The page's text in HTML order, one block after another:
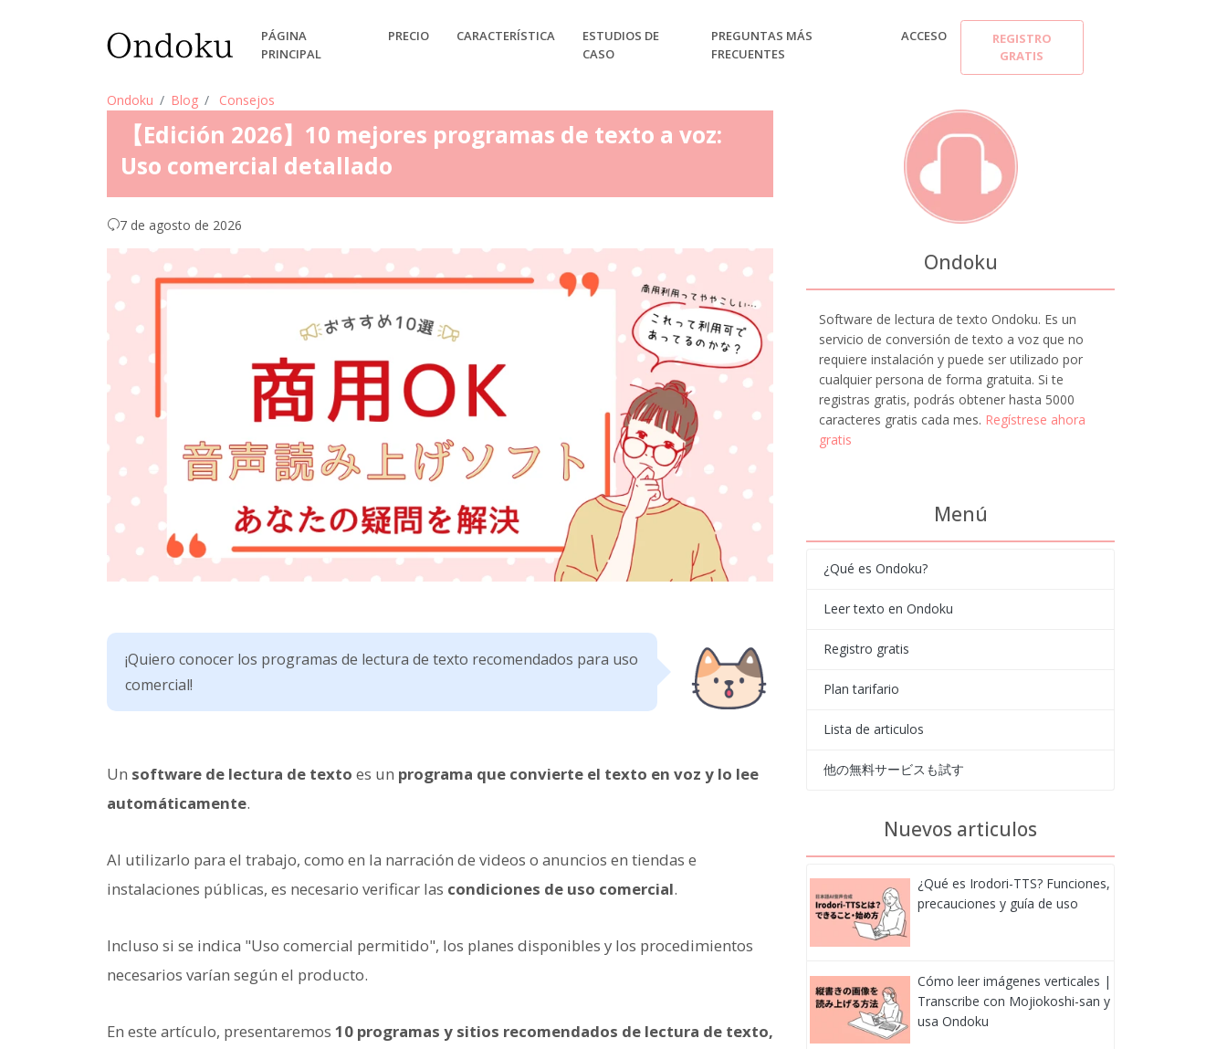
PÁGINA
PRINCIPAL
PRECIO CARACTERÍSTICA
ESTUDIOS DE
CASO
PREGUNTAS MÁS
FRECUENTES
ACCESO
REGISTRO
GRATIS
Ondoku Blog Consejos
【Edición 2026】10 mejores programas de texto a voz:
Uso comercial detallado
7 de agosto de 2026
¡Quiero conocer los programas de lectura de texto recomendados para uso
comercial!
Un software de lectura de texto es un programa que convierte el texto en voz y lo lee
automáticamente.
Al utilizarlo para el trabajo, como en la narración de videos o anuncios en tiendas e
instalaciones públicas, es necesario verificar las condiciones de uso comercial.
Incluso si se indica "Uso comercial permitido", los planes disponibles y los procedimientos
necesarios varían según el producto.
En este artículo, presentaremos 10 programas y sitios recomendados de lectura de texto,
Ondoku
Software de lectura de texto Ondoku. Es un
servicio de conversión de texto a voz que no
requiere instalación y puede ser utilizado por
cualquier persona de forma gratuita. Si te
registras gratis, podrás obtener hasta 5000
caracteres gratis cada mes. Regístrese ahora
gratis
Menú
¿Qué es Ondoku?
Leer texto en Ondoku
Registro gratis
Plan tarifario
Lista de articulos
他の無料サービスも試す
Nuevos articulos
¿Qué es Irodori-TTS? Funciones,
precauciones y guía de uso
Cómo leer imágenes verticales |
Transcribe con Mojiokoshi-san y
usa Ondoku